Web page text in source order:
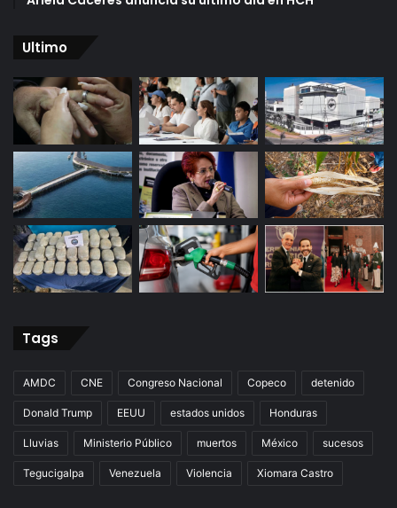
Ultimo
Tags
AMDC CNE Congreso Nacional Copeco detenido
Donald Trump EEUU estados unidos Honduras
Lluvias Ministerio Público muertos México sucesos
Tegucigalpa Venezuela Violencia Xiomara Castro